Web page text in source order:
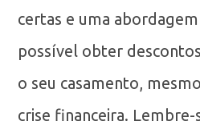
certas e uma
possível obter
o seu casamento,
crise financeira. Lembre-